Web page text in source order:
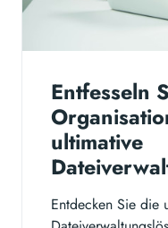
Entfesseln
ultimative
Entdecken Sie die